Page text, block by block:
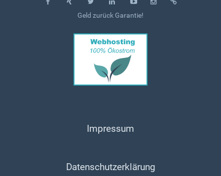
Geld zurück Garantie!
Impressum
Datenschutzerklärung